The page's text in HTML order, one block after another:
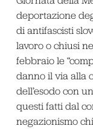
deportazione
di antifascisti
lavoro o chiusi
febbraio le
danno il via alla
dell’esodo con
questi fatti dal
negazionismo